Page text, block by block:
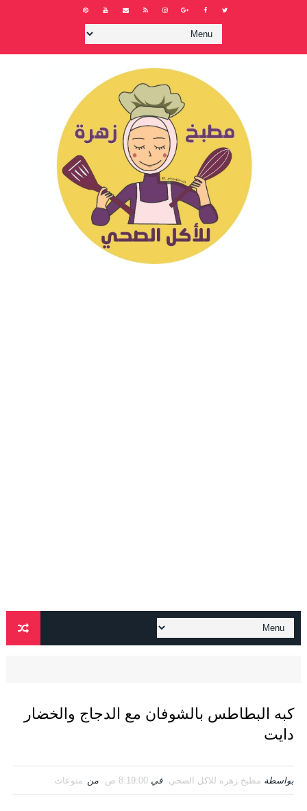
كبه البطاطس بالشوفان مع الدجاج والخضار
دايت
بواسطة مطبخ زهره للاكل الصحي في 8:19:00 ص من منوعات